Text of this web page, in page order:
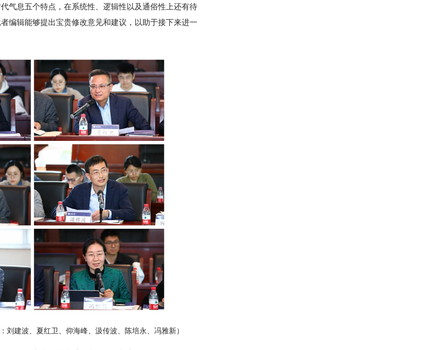
气息五个特点，在系统性、逻辑性以及通俗性上还有待
编辑能够提出宝贵修改意见和建议，以助于接下来进一
刘建波、夏红卫、仰海峰、汲传波、陈培永、 冯雅新）